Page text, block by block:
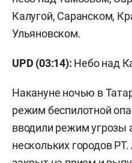
Калугой, Саранском,
Ульяновском.
UPD (03:14): Небо над
Накануне ночью в
режим беспилотной
вводили режим угрозы
нескольких городов